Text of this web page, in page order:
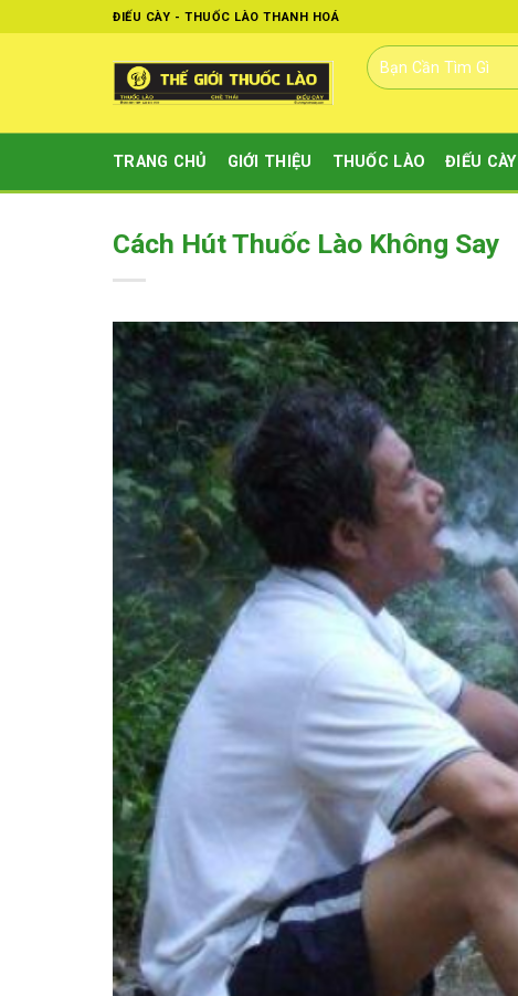
to
ĐIẾU CÀY - THUỐC LÀO THANH HOÁ
Tìm
kiếm:
TRANG CHỦ GIỚI THIỆU THUỐC LÀO ĐIẾU CÀY
Cách Hút Thuốc Lào Không Say